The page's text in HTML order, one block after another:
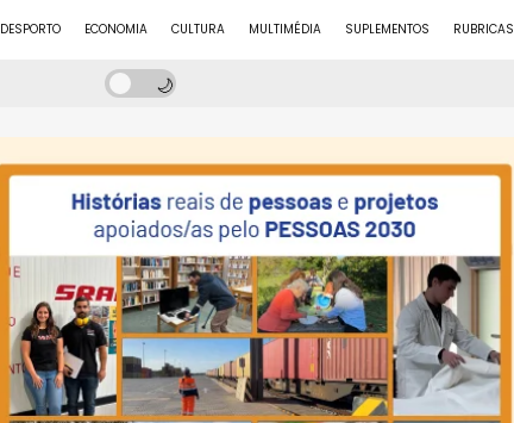
DESPORTO ECONOMIA CULTURA MULTIMÉDIA SUPLEMENTOS RUBRICAS